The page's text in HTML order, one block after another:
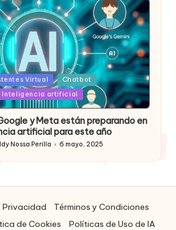
Virtual
Chatbot
Inteligencia artificial
y Meta están preparando en
artificial para este año
Nossa Perilla 6 mayo, 2025
Privacidad
Términos y Condiciones
de Cookies
Políticas de Uso de IA